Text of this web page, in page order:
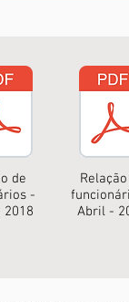
de
-
2018
Abril -